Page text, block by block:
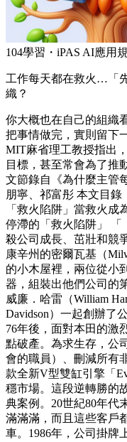
104學習・iPAS AI應用
工作每天都在救火…「
織？
你大概也在自己的組織
把事情做完，實則留下
MIT麻省理工教授指出
目標，甚至常會為了推
文節錄自《為什麼主管
朋寧、祁富彤 本文目
「救火陷阱」當救火
停滯的「救火陷阱」 「
殺公司成長、茁壯和競
康辛州的密爾瓦基（
的小木屋裡，兩位從小
器，組裝出他們公司的
威廉．哈雷（William
Davidson）一起創辦了
76年後，面對本田的激
點破產。為求生存，公
會的職員）、刪減所有
款全新V型雙缸引擎「
穩市場。這段逆轉勝的
典案例。20世紀80年代
滿滿滿，而且這些客戶
車。1986年，公司掛牌